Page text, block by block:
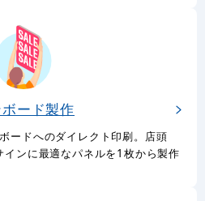
ード製作
ードへのダイレクト印刷。店頭
ンに最適なパネルを1枚から製作